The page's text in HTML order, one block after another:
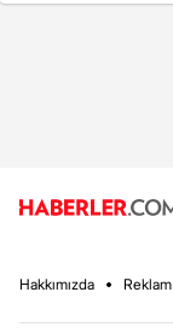
Hakkımızda Reklam